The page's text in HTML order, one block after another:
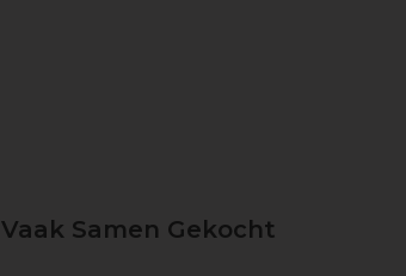
Vaak Samen Gekocht